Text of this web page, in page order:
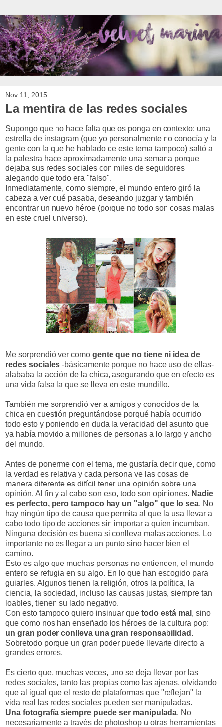
Nov 11, 2015
La mentira de las redes sociales
Supongo que no hace falta que os ponga en contexto: una
estrella de instagram (que yo personalmente no conocía y la
gente con la que he hablado de este tema tampoco) saltó a
la palestra hace aproximadamente una semana porque
dejaba sus redes sociales con miles de seguidores
alegando que todo era "falso".
Inmediatamente, como siempre, el mundo entero giró la
cabeza a ver qué pasaba, deseando juzgar y también
encontrar un nuevo héroe (porque no todo son cosas malas
en este cruel universo).
Me sorprendió ver como gente que no tiene ni idea de
redes sociales -básicamente porque no hace uso de ellas-
alababa la acción de la chica, asegurando que en efecto es
una vida falsa la que se lleva en este mundillo.
También me sorprendió ver a amigos y conocidos de la
chica en cuestión preguntándose porqué había ocurrido
todo esto y poniendo en duda la veracidad del asunto que
ya había movido a millones de personas a lo largo y ancho
del mundo.
Antes de ponerme con el tema, me gustaría decir que, como
la verdad es relativa y cada persona ve las cosas de
manera diferente es difícil tener una opinión sobre una
opinión. Al fin y al cabo son eso, todo son opiniones. Nadie
es perfecto, pero tampoco hay un "algo" que lo sea. No
hay ningún tipo de causa que permita al que la usa llevar a
cabo todo tipo de acciones sin importar a quien incumban.
Ninguna decisión es buena si conlleva malas acciones. Lo
importante no es llegar a un punto sino hacer bien el
camino.
Esto es algo que muchas personas no entienden, el mundo
entero se refugia en su algo. En lo que han escogido para
guiarles. Algunos tienen la religión, otros la política, la
ciencia, la sociedad, incluso las causas justas, siempre tan
loables, tienen su lado negativo.
Con esto tampoco quiero insinuar que todo está mal , sino
que como nos han enseñado los héroes de la cultura pop:
un gran poder conlleva una gran responsabilidad .
Sobretodo porque un gran poder puede llevarte directo a
grandes errores.
Es cierto que, muchas veces, uno se deja llevar por las
redes sociales, tanto las propias como las ajenas, olvidando
que al igual que el resto de plataformas que "reflejan" la
vida real las redes sociales pueden ser manipuladas.
Una fotografía siempre puede ser manipulada. No
necesariamente a través de photoshop u otras herramientas